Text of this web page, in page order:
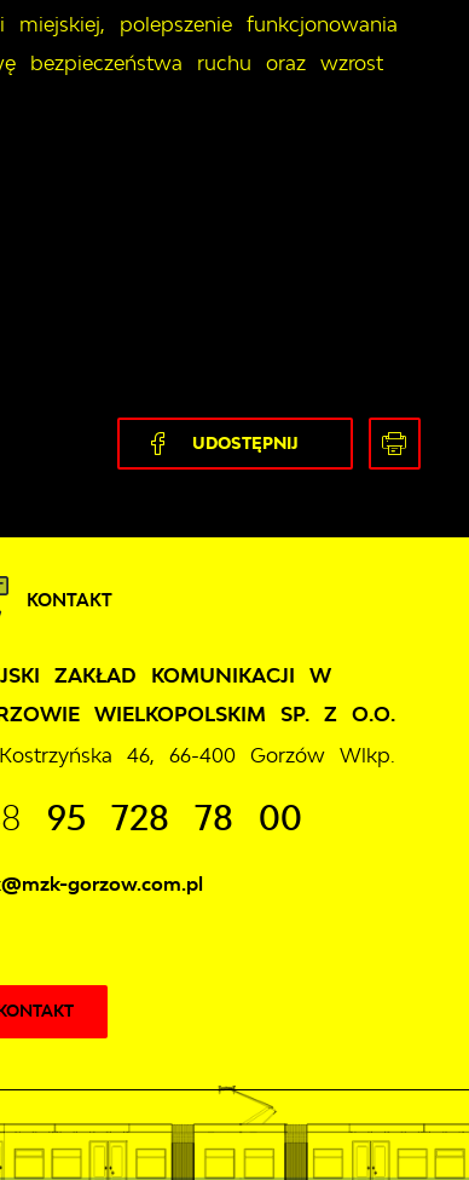
polepszenie funkcjonowania
bezpieczeństwa ruchu oraz wzrost
UDOSTĘPNIJ
KONTAKT
ZAKŁAD KOMUNIKACJI W
WIELKOPOLSKIM SP. Z O.O.
46, 66-400 Gorzów Wlkp.
95 728 78 00
gorzow.com.pl